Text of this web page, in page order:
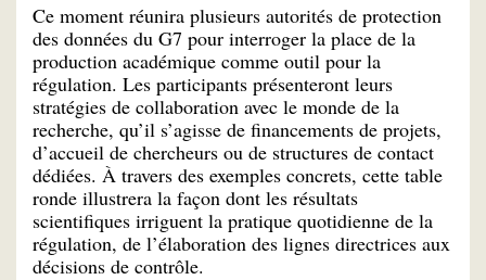
Ce moment réunira plusieurs autorités de protection
des données du G7 pour interroger la place de la
production académique comme outil pour la
régulation. Les participants présenteront leurs
stratégies de collaboration avec le monde de la
recherche, qu’il s’agisse de financements de projets,
d’accueil de chercheurs ou de structures de contact
dédiées. À travers des exemples concrets, cette table
ronde illustrera la façon dont les résultats
scientifiques irriguent la pratique quotidienne de la
régulation, de l’élaboration des lignes directrices aux
décisions de contrôle.